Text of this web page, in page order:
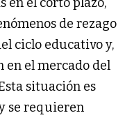
en el corto plazo,
de rezago
ciclo educativo y,
en el mercado del
situación es
se requieren